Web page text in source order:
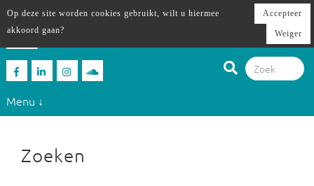
Menu ↓
Zoeken
Op deze site worden cookies gebruikt, wilt u hiermee
akkoord gaan?
Accepteer
Weiger